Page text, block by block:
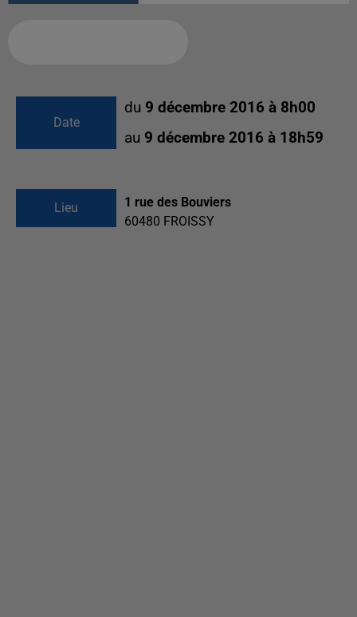
Date
du 9 décembre 2016 à 8h00
au 9 décembre 2016 à 18h59
Lieu
1 rue des Bouviers
60480 FROISSY